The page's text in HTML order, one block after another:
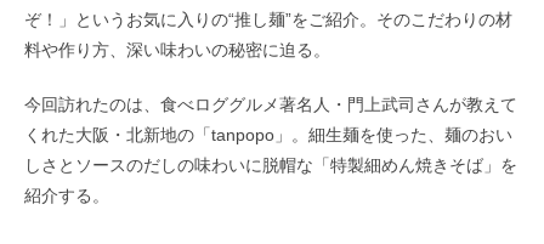
ぞ！」というお気に入りの“推し麺”をご紹介。そのこだわりの材
料や作り方、深い味わいの秘密に迫る。
今回訪れたのは、食べロググルメ著名人・門上武司さんが教えて
くれた大阪・北新地の「tanpopo」。細生麺を使った、麺のおい
しさとソースのだしの味わいに脱帽な「特製細めん焼きそば」を
紹介する。